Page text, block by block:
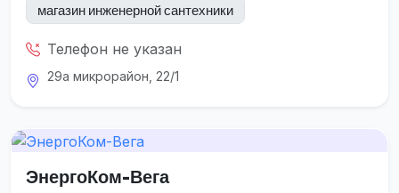
магазин инженерной сантехники
Телефон не указан
29а микрорайон, 22/1
ЭнергоКом-Вега